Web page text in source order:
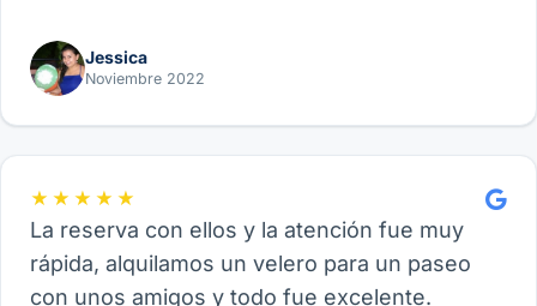
Jessica
Noviembre 2022
★★★★★
La reserva con ellos y la atención fue muy
rápida, alquilamos un velero para un paseo
con unos amigos y todo fue excelente.